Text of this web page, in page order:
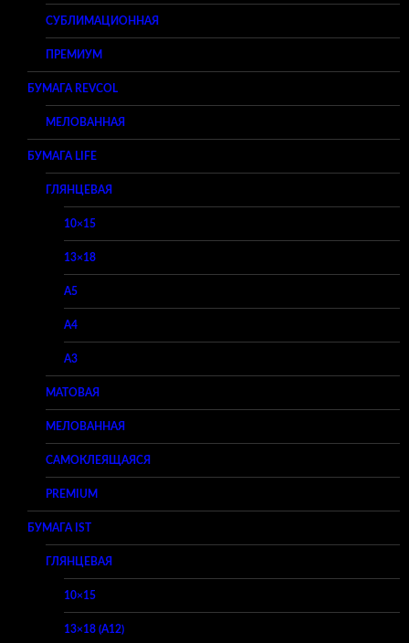
СУБЛИМАЦИОННАЯ
ПРЕМИУМ
БУМАГА REVCOL
МЕЛОВАННАЯ
БУМАГА LIFE
ГЛЯНЦЕВАЯ
10×15
13×18
A5
A4
A3
МАТОВАЯ
МЕЛОВАННАЯ
САМОКЛЕЯЩАЯСЯ
PREMIUM
БУМАГА IST
ГЛЯНЦЕВАЯ
10×15
13×18 (A12)